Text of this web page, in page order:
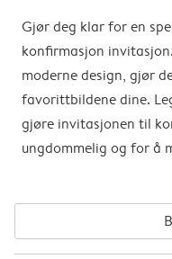
Gjør deg klar for en
konfirmasjon
moderne design, gjør
favorittbildene dine.
gjøre invitasjonen til
ungdommelig og for å